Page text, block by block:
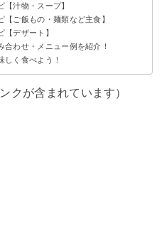
豚肉のオイスター炒め
汁物・スープ】
スープ
ご飯もの・麺類など主食】
エリア
のパスタ
デザート】
フルーツアイスクリーム
ポート
わせ・メニュー例を紹介！
みたい人向け
ませたい人向け
おすすめ
しく食べよう！
クが含まれています）